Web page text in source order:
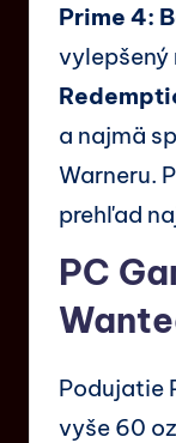
Prime 4:
vylepšený
a najmä
Warneru.
prehľad
PC
Podujatie
vyše 60